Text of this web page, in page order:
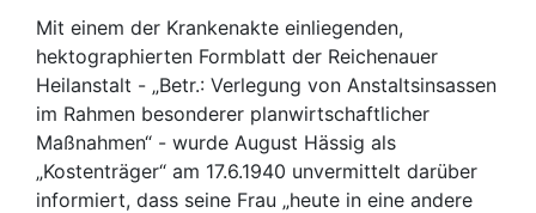
Mit einem der Krankenakte einliegenden,
hektographierten Formblatt der Reichenauer
Heilanstalt - „Betr.: Verlegung von Anstaltsinsassen
im Rahmen besonderer planwirtschaftlicher
Maßnahmen“ - wurde August Hässig als
„Kostenträger“ am 17.6.1940 unvermittelt darüber
informiert, dass seine Frau „heute in eine andere